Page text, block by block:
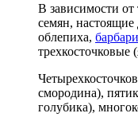
В зависимости от
семян, настоящие
облепиха,
трехкосточковые
смородина),
голубика),